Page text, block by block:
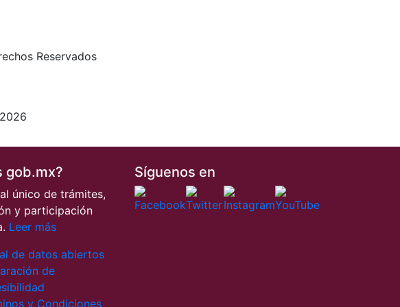
Reservados
gob.mx?
único de trámites,
y participación
Leer más
de datos abiertos
de
y Condiciones
Síguenos en